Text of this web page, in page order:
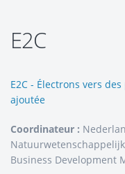
E2C
E2C - Électrons vers
ajoutée
Coordinateur :
Business Development